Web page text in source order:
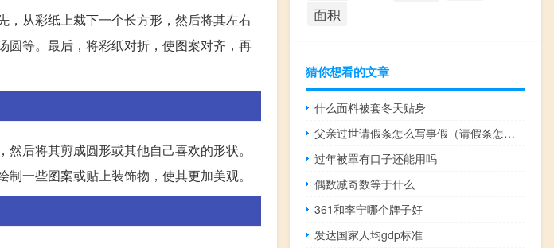
，从彩纸上裁下一个长方形，然后将其左右
圆等。最后，将彩纸对折，使图案对齐，再
后将其剪成圆形或其他自己喜欢的形状。
一些图案或贴上装饰物，使其更加美观。
面积
猜你想看的文章
什么面料被套冬天贴身
父亲过世请假条怎么写事假（请假条怎么写事假）
过年被罩有口子还能用吗
偶数减奇数等于什么
361和李宁哪个牌子好
发达国家人均gdp标准